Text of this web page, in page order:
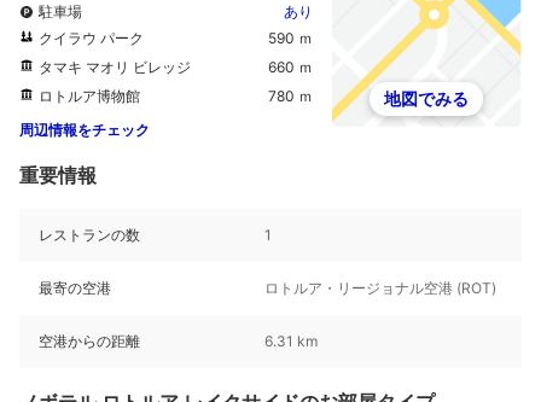
駐車場
あり
クイラウ パーク
590 ｍ
タマキ マオリ ビレッジ
660 ｍ
ロトルア博物館
780 ｍ
周辺情報をチェック
地図でみる
重要情報
レストランの数 1
最寄の空港 ロトルア・リージョナル空港 (ROT)
空港からの距離 6.31 km